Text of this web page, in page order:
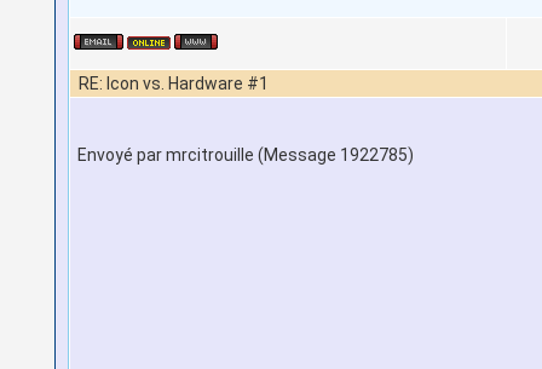
RE: Icon vs. Hardware #1
Envoyé par mrcitrouille (Message 1922785)